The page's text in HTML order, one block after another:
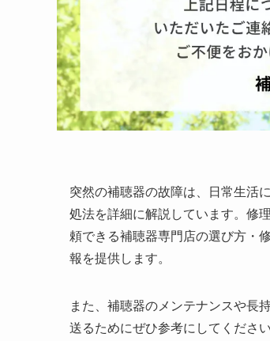
突然の補聴器の故障は、日常生活
処法を詳細に解説しています。修
頼できる補聴器専門店の選び方・
報を提供します。
また、補聴器のメンテナンスや長
送るためにぜひ参考にしてください